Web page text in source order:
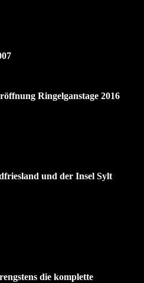
Ringelganstage 2016
und der Insel Sylt
die komplette